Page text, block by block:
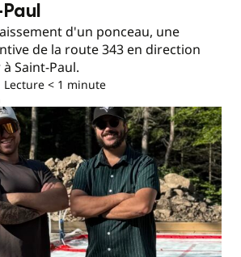
d'un ponceau, une
de la route 343 en direction
Saint-Paul.
Lecture < 1 minute